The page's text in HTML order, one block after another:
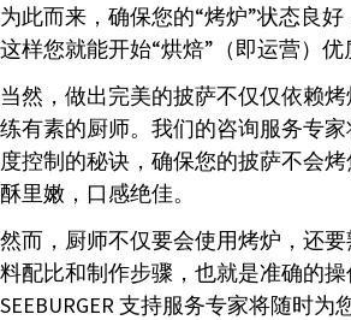
为此而来，确保您的“烤炉”状态良好
这样您就能开始“烘焙”（即运营）优
当然，做出完美的披萨不仅仅依赖
练有素的厨师。我们的咨询服务专
度控制的秘诀，确保您的披萨不会
酥里嫩，口感绝佳。
然而，厨师不仅要会使用烤炉，还
料配比和制作步骤，也就是准确的操
SEEBURGER 支持服务专家将随时为